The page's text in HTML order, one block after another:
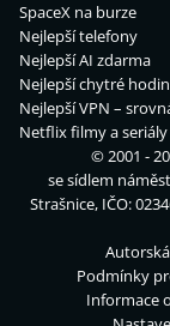
SpaceX na burze
Nejlepší telefony
Nejlepší AI zdarma
Nejlepší chytré
Nejlepší VPN –
Netflix filmy a seriály
© 2001 -
se sídlem
Strašnice, IČO:
Podmínky
Informace